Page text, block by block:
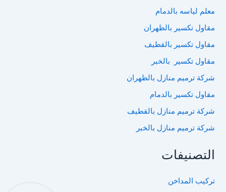
معلم لياسه بالدمام
مقاول تكسير بالظهران
مقاول تكسير بالقطيف
مقاول تكسير بالخبر
شركة ترميم منازل بالظهران
مقاول تكسير بالدمام
شركة ترميم منازل بالقطيف
شركة ترميم منازل بالخبر
التصنيفات
تركيب المداخن